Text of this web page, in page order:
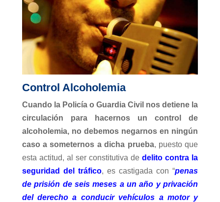
Control Alcoholemia
Cuando la Policía o Guardia Civil nos detiene la
circulación para hacernos un control de
alcoholemia, no debemos negarnos en ningún
caso a someternos a dicha prueba, puesto que
esta actitud, al ser constitutiva dedelito contra la
seguridad del tráfico, es castigada con “penas
de prisión de seis meses a un año y privación
del derecho a conducir vehículos a motor y